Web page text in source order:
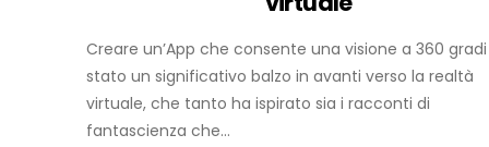
Creare un’App che consente una visione a 360
stato un significativo balzo in avanti verso la realtà
virtuale, che tanto ha ispirato sia i racconti di
fantascienza che...